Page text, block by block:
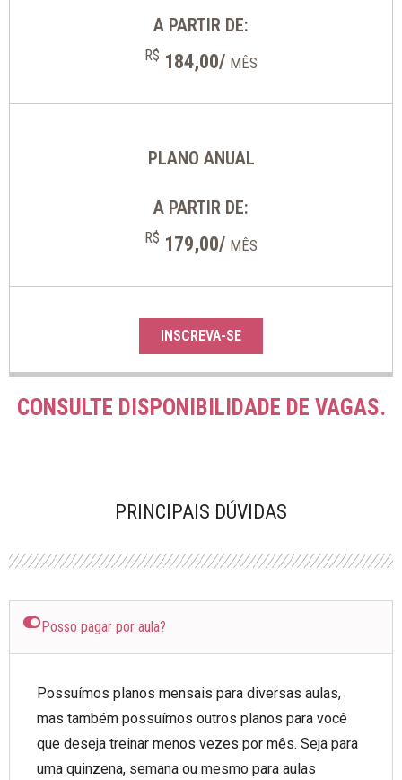
A PARTIR DE:
R$ 184,00/ MÊS
PLANO ANUAL
A PARTIR DE:
R$ 179,00/ MÊS
INSCREVA-SE
CONSULTE DISPONIBILIDADE DE VAGAS.
PRINCIPAIS DÚVIDAS
Posso pagar por aula?
Possuímos planos mensais para diversas aulas,
mas também possuímos outros planos para você
que deseja treinar menos vezes por mês. Seja para
uma quinzena, semana ou mesmo para aulas